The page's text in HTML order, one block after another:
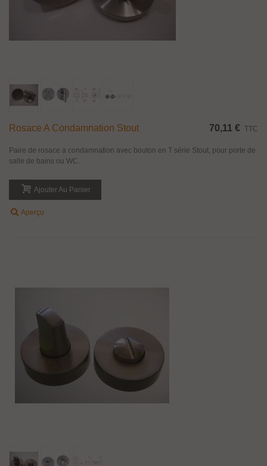
Rosace A Condamnation Stout 70,11 € TTC
Paire de rosace a condamnation avec bouton en T série Stout, pour porte de
salle de bains ou WC.
Ajouter Au Panier
Aperçu